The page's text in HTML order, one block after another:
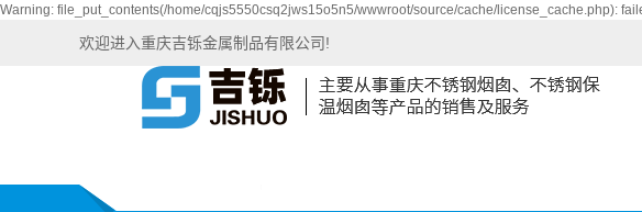
Warning: file_put_contents(/home/cqjs5550csq2jws15o5n5/wwwroot/source/cache/license_cache.php):
欢迎进入重庆吉铄金属制品有限公司!